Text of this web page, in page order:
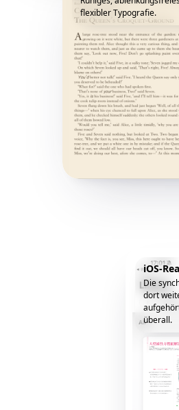
flexibler Typografie.
iOS-
Die
dort
überall.